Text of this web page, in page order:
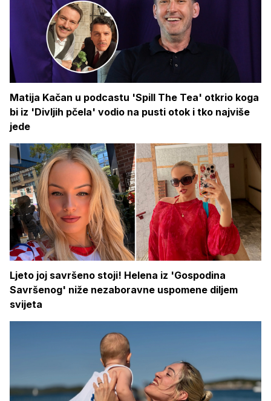
Matija Kačan u podcastu 'Spill The Tea' otkrio koga
bi iz 'Divljih pčela' vodio na pusti otok i tko najviše
jede
Ljeto joj savršeno stoji! Helena iz 'Gospodina
Savršenog' niže nezaboravne uspomene diljem
svijeta